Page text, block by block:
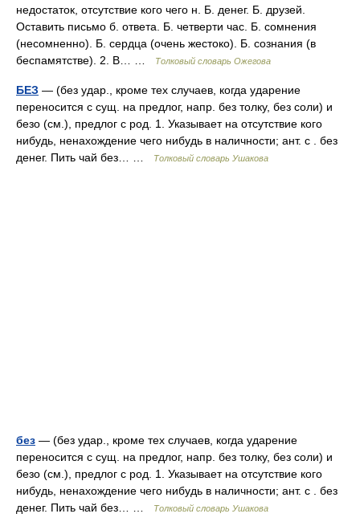
недостаток, отсутствие кого чего н. Б. денег. Б. друзей.
Оставить письмо б. ответа. Б. четверти час. Б. сомнения
(несомненно). Б. сердца (очень жестоко). Б. сознания (в
беспамятстве). 2. В… …
Толковый словарь Ожегова
БЕЗ — (без удар., кроме тех случаев, когда ударение
переносится с сущ. на предлог, напр. без толку, без соли) и
безо (см.), предлог с род. 1. Указывает на отсутствие кого
нибудь, ненахождение чего нибудь в наличности; ант. с . без
денег. Пить чай без… …
Толковый словарь Ушакова
без — (без удар., кроме тех случаев, когда ударение
переносится с сущ. на предлог, напр. без толку, без соли) и
безо (см.), предлог с род. 1. Указывает на отсутствие кого
нибудь, ненахождение чего нибудь в наличности; ант. с . без
денег. Пить чай без… …
Толковый словарь Ушакова